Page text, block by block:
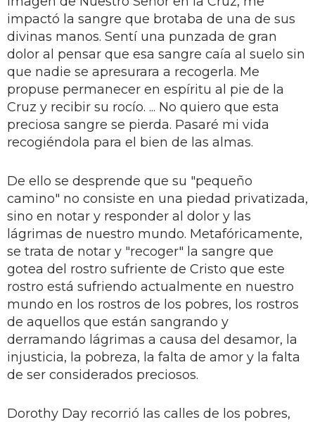
impactó la sangre que brotaba de una de sus
divinas manos. Sentí una punzada de gran
dolor al pensar que esa sangre caía al suelo sin
que nadie se apresurara a recogerla. Me
propuse permanecer en espíritu al pie de la
Cruz y recibir su rocío. ... No quiero que esta
preciosa sangre se pierda. Pasaré mi vida
recogiéndola para el bien de las almas.
De ello se desprende que su "pequeño
camino" no consiste en una piedad privatizada,
sino en notar y responder al dolor y las
lágrimas de nuestro mundo. Metafóricamente,
se trata de notar y "recoger" la sangre que
gotea del rostro sufriente de Cristo que este
rostro está sufriendo actualmente en nuestro
mundo en los rostros de los pobres, los rostros
de aquellos que están sangrando y
derramando lágrimas a causa del desamor, la
injusticia, la pobreza, la falta de amor y la falta
de ser considerados preciosos.
Dorothy Day recorrió las calles de los pobres,